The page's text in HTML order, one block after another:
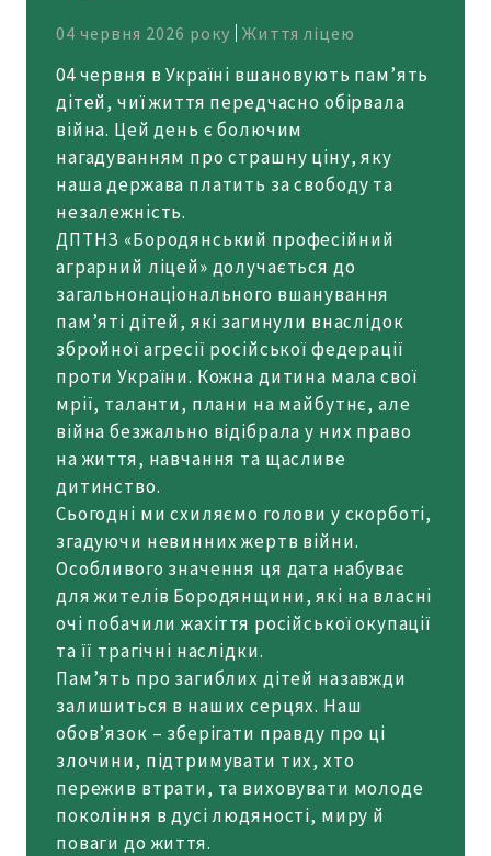
04 червня 2026 року Життя ліцею
04 червня в Україні вшановують пам’ять
дітей, чиї життя передчасно обірвала
війна. Цей день є болючим
нагадуванням про страшну ціну, яку
наша держава платить за свободу та
незалежність.
ДПТНЗ «Бородянський професійний
аграрний ліцей» долучається до
загальнонаціонального вшанування
пам’яті дітей, які загинули внаслідок
збройної агресії російської федерації
проти України. Кожна дитина мала свої
мрії, таланти, плани на майбутнє, але
війна безжально відібрала у них право
на життя, навчання та щасливе
дитинство.
Сьогодні ми схиляємо голови у скорботі,
згадуючи невинних жертв війни.
Особливого значення ця дата набуває
для жителів Бородянщини, які на власні
очі побачили жахіття російської окупації
та її трагічні наслідки.
Пам’ять про загиблих дітей назавжди
залишиться в наших серцях. Наш
обов’язок – зберігати правду про ці
злочини, підтримувати тих, хто
пережив втрати, та виховувати молоде
покоління в дусі людяності, миру й
поваги до життя.